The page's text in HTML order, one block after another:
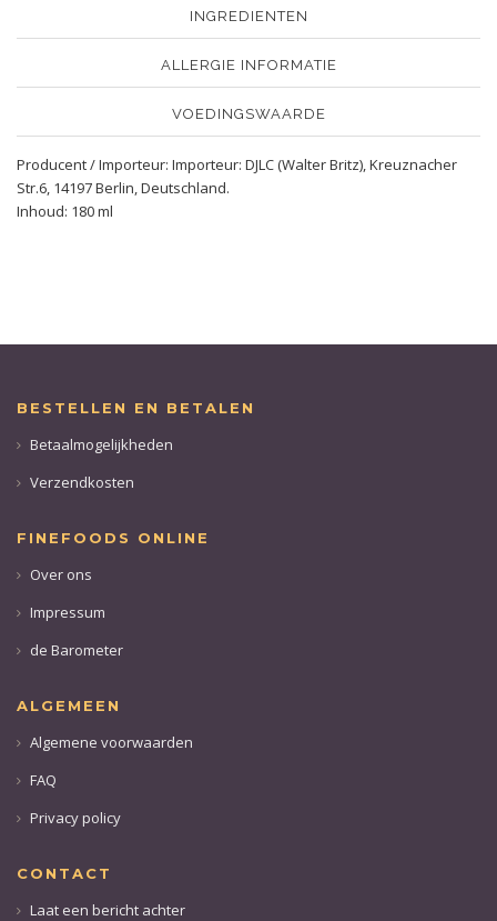
INGREDIENTEN
ALLERGIE INFORMATIE
VOEDINGSWAARDE
Producent / Importeur: Importeur: DJLC (Walter Britz), Kreuznacher
Str.6, 14197 Berlin, Deutschland.
Inhoud: 180 ml
BESTELLEN EN BETALEN
Betaalmogelijkheden
Verzendkosten
FINEFOODS ONLINE
Over ons
Impressum
de Barometer
ALGEMEEN
Algemene voorwaarden
FAQ
Privacy policy
CONTACT
Laat een bericht achter